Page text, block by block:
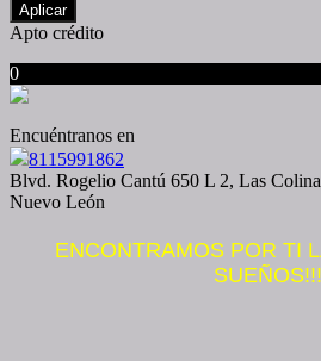
Aplicar
Apto crédito
0
Encuéntranos en
8115991862
Blvd. Rogelio Cantú 650 L 2, Las
Nuevo León
ENCONTRAMOS POR TI
SUEÑOS!!!